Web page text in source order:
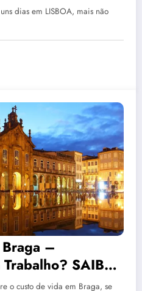
dias em LISBOA, mais não
–
Trabalho? SAIBA
o custo de vida em Braga, se